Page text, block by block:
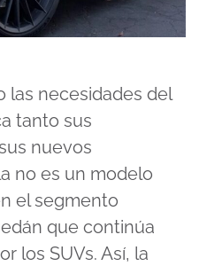
las necesidades del
tanto sus
nuevos
no es un modelo
el segmento
que continúa
los SUVs. Así, la